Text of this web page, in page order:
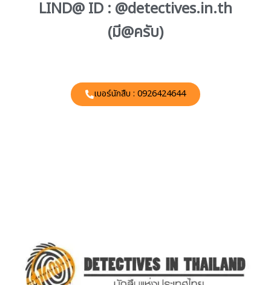
LIND@ ID : @detectives.in.th
(มี@ครับ)
เบอร์นักสืบ : 0926424644